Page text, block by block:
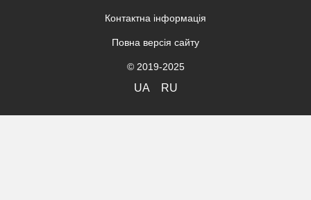
Контактна інформація
Повна версія сайту
© 2019-2025
UA RU